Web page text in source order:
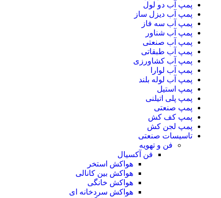
پمپ آب دو لول
پمپ آب دیزل ساز
پمپ آب سه فاز
پمپ آب شناور
پمپ آب صنعتی
پمپ آب طبقاتی
پمپ آب کشاورزی
پمپ آب لوارا
پمپ آب لوله بلند
پمپ استیل
پمپ پلی اتیلنی
پمپ صنعتی
پمپ کف کش
پمپ لجن کش
تاسیسات صنعتی
فن و تهویه
فن آکسیال
هواکش استخر
هواکش بین کانالی
هواکش خانگی
هواکش سردخانه ای